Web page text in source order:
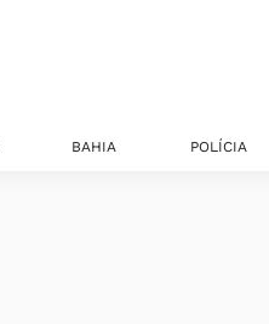
BAHIA POLÍCIA